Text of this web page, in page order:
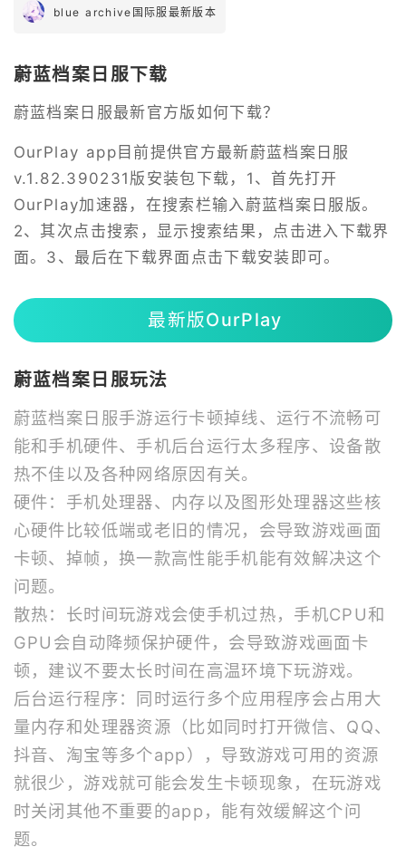
blue archive国际服最新版本
蔚蓝档案日服下载
蔚蓝档案日服最新官方版如何下载？
OurPlay app目前提供官方最新蔚蓝档案日服
v.1.82.390231版安装包下载，1、首先打开
OurPlay加速器，在搜索栏输入蔚蓝档案日服版。
2、其次点击搜索，显示搜索结果，点击进入下载界
面。3、最后在下载界面点击下载安装即可。
最新版OurPlay
蔚蓝档案日服玩法
蔚蓝档案日服手游运行卡顿掉线、运行不流畅可
能和手机硬件、手机后台运行太多程序、设备散
热不佳以及各种网络原因有关。
硬件：手机处理器、内存以及图形处理器这些核
心硬件比较低端或老旧的情况，会导致游戏画面
卡顿、掉帧，换一款高性能手机能有效解决这个
问题。
散热：长时间玩游戏会使手机过热，手机CPU和
GPU会自动降频保护硬件，会导致游戏画面卡
顿，建议不要太长时间在高温环境下玩游戏。
后台运行程序：同时运行多个应用程序会占用大
量内存和处理器资源（比如同时打开微信、QQ、
抖音、淘宝等多个app），导致游戏可用的资源
就很少，游戏就可能会发生卡顿现象，在玩游戏
时关闭其他不重要的app，能有效缓解这个问
题。